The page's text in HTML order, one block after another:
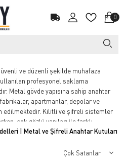
0
ve düzenli şekilde muhafaza
profesyonel saklama
Metal gövde yapısına sahip anahtar
apartmanlar, depolar ve
edilmektedir. Kilitli ve şifreli sistemler
çok gözlü yapıları ile farklı
yardımcı olmaktadır.
sunmaktadır. Farklı kapasite
| Metal ve Şifreli Anahtar Kutuları